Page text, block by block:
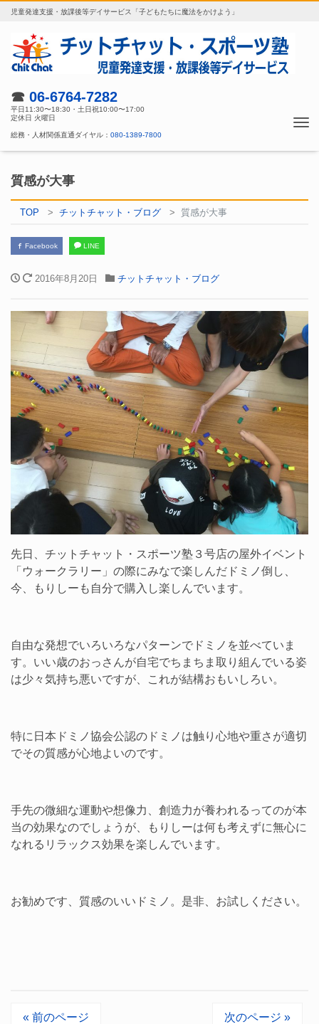
児童発達支援・放課後等デイサービス「子どもたちに魔法をかけよう」
☎ 06-6764-7282
平日11:30〜18:30・土日祝10:00〜17:00
定休日 火曜日
総務・人材関係直通ダイヤル： 080-1389-7800
質感が大事
TOP チットチャット・ブログ 質感が大事
Facebook LINE
2016年8月20日 チットチャット・ブログ
先日、チットチャット・スポーツ塾３号店の屋外イベント
「ウォークラリー」の際にみなで楽しんだドミノ倒し、
今、もりしーも自分で購入し楽しんでいます。
自由な発想でいろいろなパターンでドミノを並べていま
す。いい歳のおっさんが自宅でちまちま取り組んでいる姿
は少々気持ち悪いですが、これが結構おもいしろい。
特に日本ドミノ協会公認のドミノは触り心地や重さが適切
でその質感が心地よいのです。
手先の微細な運動や想像力、創造力が養われるってのが本
当の効果なのでしょうが、もりしーは何も考えずに無心に
なれるリラックス効果を楽しんでいます。
お勧めです、質感のいいドミノ。是非、お試しください。
« 前のページ 次のページ »